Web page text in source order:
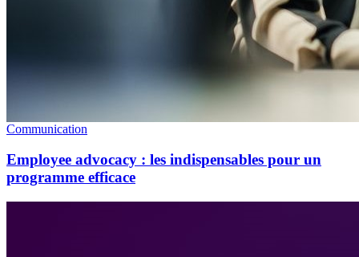
Communication
Employee advocacy : les indispensables pour un
programme efficace